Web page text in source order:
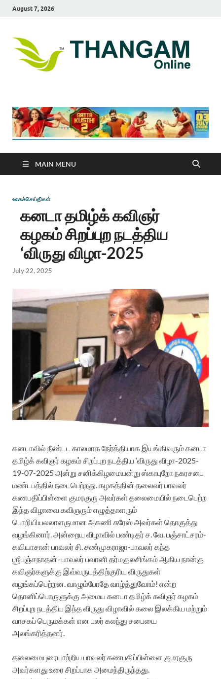
August 7, 2026
MAIN MENU
உலகச்செய்திகள்
கனடா தமிழ்க் கவிஞர்
கழகம் சிறப்புற நடத்திய
‘விருது விழா-2025
July 22, 2025
கனடாவில் நீண்டட காலமாக நேர்த்தியாக இயங்கிவரும் கனடா
தமிழ்க் கவிஞர் கழகம் சிறப்புற நடத்திய ‘விருது விழா-2025-
19-07-2025 அன்று சனிக்கிழமையன்று ஸ்காபுறோ நகரசபை
மண்டபத்தில் நடைபெற்றது.கழகத்தின் தலைவர் பாவலர்
கணபதிப்பிள்ளை குமரகுரு அவர்கள் தலைமையில் நடைபெற்ற
இந்த விழாவை கவிஞரும் எழுத்தாளரும்
பொறியியலலாளருமான அகணி சுரேஸ் அவர்கள் தொகுத்து
வழங்கினார்.அன்றைய விழாவில் பண்டிதர் ச. வே. பஞ்சாட்சரம்-
கவியாசான் பாவலர் சி. சண்முகராஜா-பாவலர் கந்த
ஶ்ரீபஞ்சநாதன்- பாவலர் பவானி தர்மகுலசிங்கம் ஆகிய நான்கு
கவிஞர்களுக்கு இவ்வருடத்திற்குரிய விருதுகள்
வழங்கப்பெற்றன.வாழும்போதே வாழ்த்துவோம்! என்ற
தொனிப்பொருளுக்கு அமைய கனடா தமிழ்க் கவிஞர் கழகம்
சிறப்புற நடத்திய இந்த விருது விழாவில் கலை இலக்கிய மற்றும்
வாசகப் பெருமக்கள் என பலர் கலந்து சபையை
அலங்கரித்தனர்.
தலைமையுரையாற்றிய பாவலர் கணபதிப்பிள்ளை குமரகுரு
அவர்களது உரை சிறப்பாக அமைந்திருந்தது.